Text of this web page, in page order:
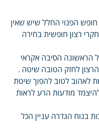
הפנוי החלל שיש שאין
רצון חופשית בחירה
הראשונה הסיבה אקראי
לחזק הטובה שיטה .
לאהוב לטוב להפוך שיטת
מודעות הרע לראות
בנוח הגדרה עניין הכל